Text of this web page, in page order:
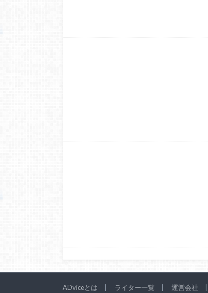
ADviceとは ライター一覧 運営会社